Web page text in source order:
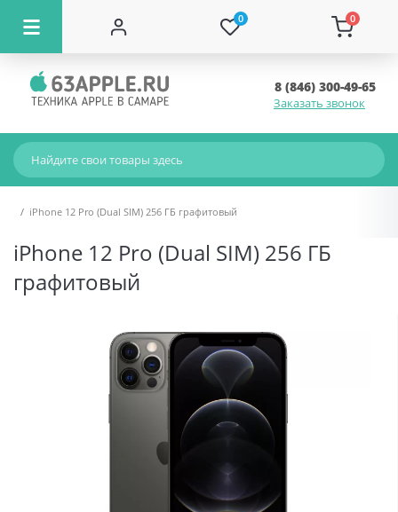
0 0
8 (846) 300-49-65
Заказать звонок
iPhone 12 Pro (Dual SIM) 256 ГБ графитовый
iPhone 12 Pro (Dual SIM) 256 ГБ
графитовый